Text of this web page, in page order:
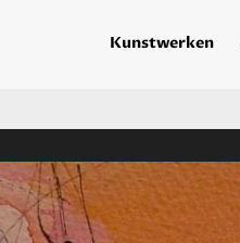
Kunstwerken